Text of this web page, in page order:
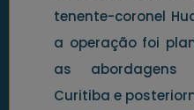
tenente-coronel
a operação foi
as abordagens
Curitiba e